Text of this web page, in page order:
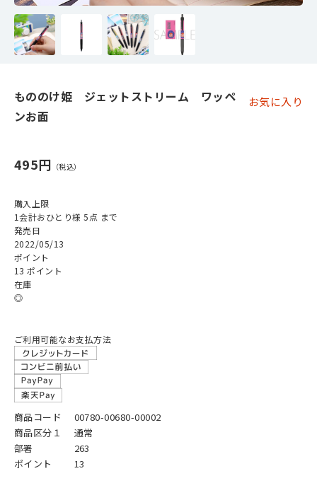
もののけ姫 ジェットストリーム ワッペ
ンお面
お気に入り
495円
購入上限
1会計おひとり様 5点 まで
発売日
2022/05/13
ポイント
13 ポイント
在庫
◎
ご利用可能なお支払方法
商品コード
00780-00680-00002
商品区分１
通常
部署
263
ポイント
13